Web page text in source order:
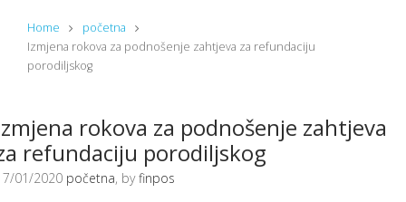
Home
početna
Izmjena rokova za podnošenje zahtjeva za refundaciju
porodiljskog
rokova za podnošenje zahtjeva
refundaciju porodiljskog
01/2020 početna, byfinpos